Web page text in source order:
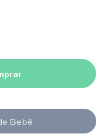
Babados - Rosê
Bebê